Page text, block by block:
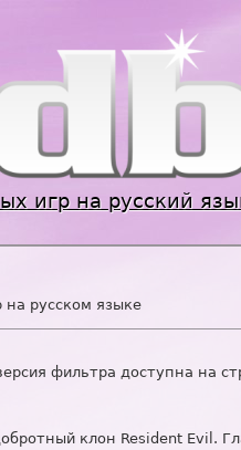
игр на русский
на русском языке
фильтра доступна на
клон Resident Evil.